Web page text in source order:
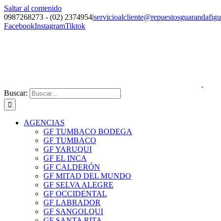
Saltar al contenido
0987268273 - (02) 2374954|
FacebookInstagramTiktok
Buscar:
AGENCIAS
GF TUMBACO BODEGA
GF TUMBACO
GF YARUQUI
GF EL INCA
GF CALDERÓN
GF MITAD DEL MUNDO
GF SELVA ALEGRE
GF OCCIDENTAL
GF LABRADOR
GF SANGOLQUI